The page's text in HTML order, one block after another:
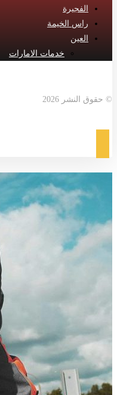
الفجيرة
راس الخيمة
العين
خدمات الامارات
© حقوق النشر 2026